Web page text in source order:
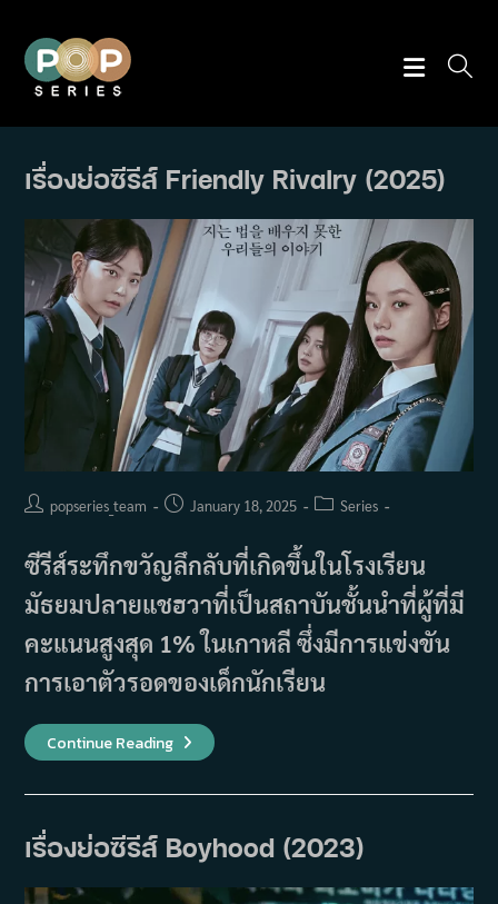
content
เรื่องย่อซีรีส์ Friendly Rivalry (2025)
Postpopseries_team
PostJanuary 18, 2025
PostSeries
ซีรีส์ระทึกขวัญลึกลับที่เกิดขึ้นในโรงเรียน
มัธยมปลายแชฮวาที่เป็นสถาบันชั้นนำที่ผู้ที่มี
คะแนนสูงสุด 1% ในเกาหลี ซึ่งมีการแข่งขัน
การเอาตัวรอดของเด็กนักเรียน
Continue Readingเรื่อง
ย่อ
(2025)
เรื่องย่อซีรีส์ Boyhood (2023)